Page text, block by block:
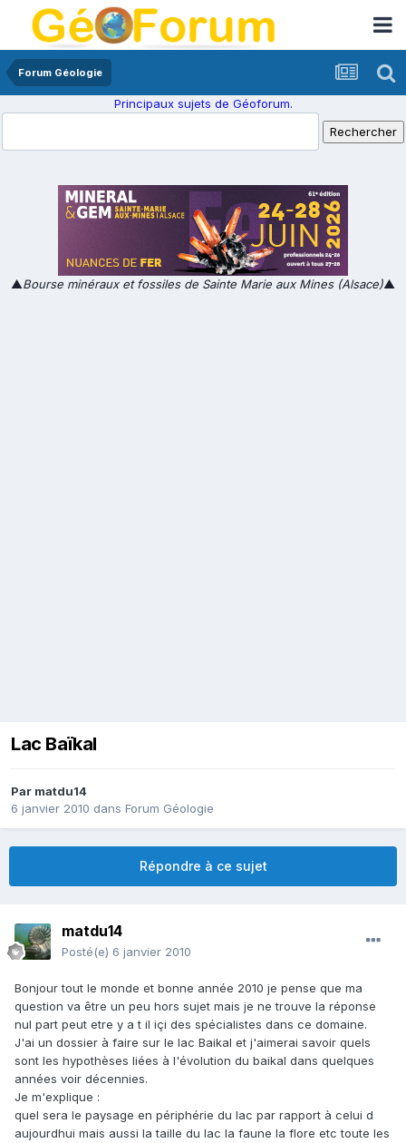
Forum Géologie
Principaux sujets de Géoforum.
▲Bourse minéraux et fossiles de Sainte Marie aux Mines (Alsace)▲
Lac Baïkal
Par matdu14
6 janvier 2010 dans Forum Géologie
Répondre à ce sujet
matdu14
Posté(e) 6 janvier 2010
Bonjour tout le monde et bonne année 2010 je pense que ma
question va être un peu hors sujet mais je ne trouve la réponse
nul part peut etre y a t il içi des spécialistes dans ce domaine.
J'ai un dossier à faire sur le lac Baikal et j'aimerai savoir quels
sont les hypothèses liées à l'évolution du baikal dans quelques
années voir décennies.
Je m'explique :
quel sera le paysage en périphérie du lac par rapport à celui d
aujourdhui mais aussi la taille du lac la faune la flore etc toute les